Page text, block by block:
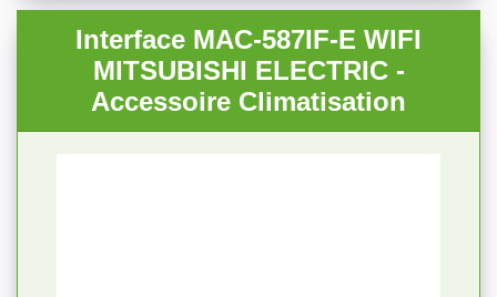
Interface MAC-587IF-E WIFI
MITSUBISHI ELECTRIC -
Accessoire Climatisation